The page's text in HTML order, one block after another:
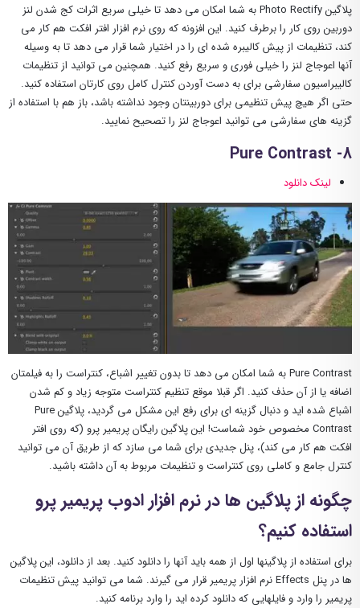
پلاگین Photo Rectify به شما امکان می دهد تا خیلی سریع اثرات کج شدن لنز
دوربین روی کار را برطرف کنید. این افزونه که روی نرم افزار افتر افکت هم کار می
کند، تنظیمات از پیش کالیبره شده ای را در اختیار شما قرار می دهد تا به وسیله
آنها اعوجاج لنز را خیلی فوری و سریع رفع کنید. همچنین می توانید از تنظیمات
کالیبراسیون سفارشی برای به دست آوردن کنترل کامل روی کارتان استفاده کنید.
حتی اگر هیچ پیش تنظیمی برای دوربینتان وجود نداشته باشد، باز هم با استفاده از
گزینه های سفارشی می توانید اعوجاج لنز را تصحیح نمایید.
8- Pure Contrast
لینک دانلود
Pure Contrast به شما امکان می دهد تا بدون تغییر اشباع، کنتراست را به فیلمتان
اضافه یا از آن حذف کنید. اگر قبلا موقع تنظیم کنتراست متوجه زیاد و کم شدن
اشباع شده اید و دنبال گزینه ای برای رفع این مشکل می گردید، پلاگین Pure
Contrast مخصوص خود شماست! این پلاگین رایگان پریمیر پرو (که روی افتر
افکت هم کار می کند)، پنل جدیدی برای شما می سازد که از طریق آن می توانید
کنترل جامع و کاملی روی کنتراست و تنظیمات مربوط به آن داشته باشید.
چگونه از پلاگین ها در نرم افزار ادوب پریمیر پرو
استفاده کنیم؟
برای استفاده از پلاگینها اول از همه باید آنها را دانلود کنید. بعد از دانلود، این پلاگین
ها در پنل Effects نرم افزار پریمیر قرار می گیرند. شما می توانید پیش تنظیمات
پریمیر را وارد و فایلهایی که دانلود کرده اید را وارد برنامه کنید.